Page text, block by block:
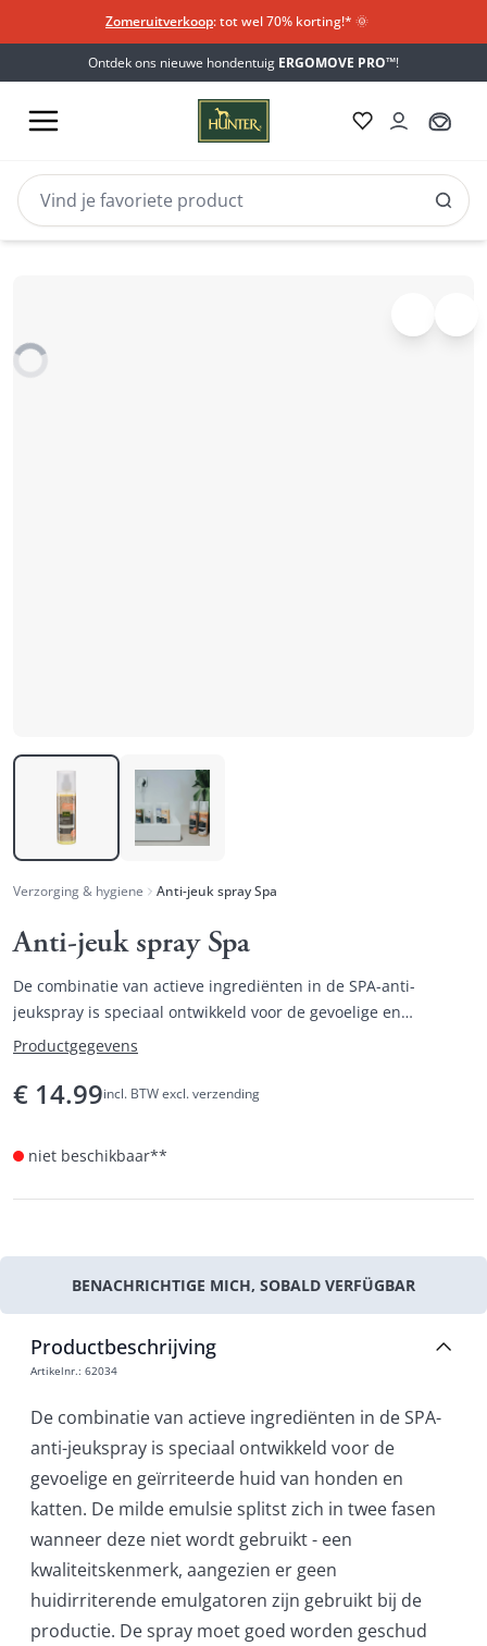
Zomeruitverkoop: tot wel 70% korting!*​ 🌞
Ontdek ons nieuwe hondentuig ERGOMOVE PRO™!
Verzorging & hygiene Anti-jeuk spray Spa
Anti-jeuk spray Spa
De combinatie van actieve ingrediënten in de SPA-anti-
jeukspray is speciaal ontwikkeld voor de gevoelige en
geïrriteerde huid van honden en katten.
Productgegevens
€ 14.99incl. BTW excl. verzending
niet beschikbaar**
BENACHRICHTIGE MICH, SOBALD VERFÜGBAR
Productbeschrijving
Artikelnr.: 62034
De combinatie van actieve ingrediënten in de SPA-
anti-jeukspray is speciaal ontwikkeld voor de
gevoelige en geïrriteerde huid van honden en
katten. De milde emulsie splitst zich in twee fasen
wanneer deze niet wordt gebruikt - een
kwaliteitskenmerk, aangezien er geen
huidirriterende emulgatoren zijn gebruikt bij de
productie. De spray moet goed worden geschud